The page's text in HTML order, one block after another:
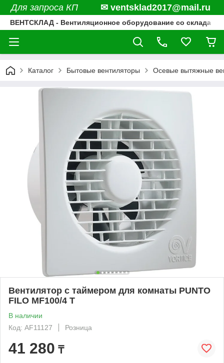
Для запроса КП ✉ ventsklad2017@mail.ru
ВЕНТСКЛАД - Вентиляционное оборудование со склада
Каталог Бытовые вентиляторы Осевые вытяжные
Вентилятор с таймером для комнаты PUNTO
FILO MF100/4 T
В наличии
Код: AF11127
Розница
41 280 ₸